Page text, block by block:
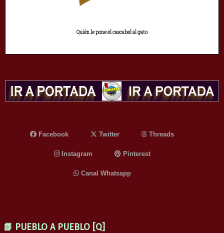
Quién le pone el cascabel al gato
Facebook Twitter Threads
Instagram Pinterest
Canal Whatsapp
📗 PUEBLO A PUEBLO [Q]